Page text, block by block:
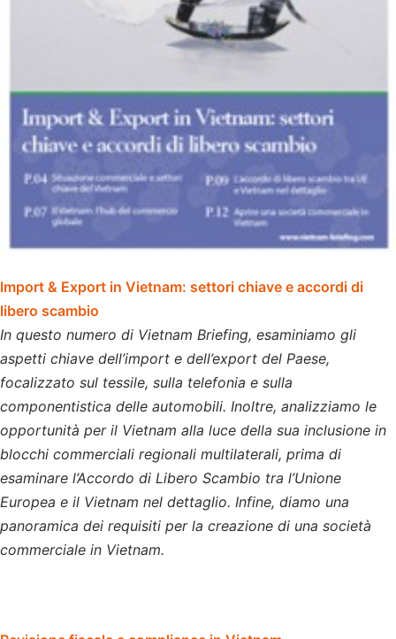
Import & Export in Vietnam: settori chiave e accordi di
libero scambio
In questo numero di Vietnam Briefing, esaminiamo gli
aspetti chiave dell’import e dell’export del Paese,
focalizzato sul tessile, sulla telefonia e sulla
componentistica delle automobili. Inoltre, analizziamo le
opportunità per il Vietnam alla luce della sua inclusione in
blocchi commerciali regionali multilaterali, prima di
esaminare l’Accordo di Libero Scambio tra l’Unione
Europea e il Vietnam nel dettaglio. Infine, diamo una
panoramica dei requisiti per la creazione di una società
commerciale in Vietnam.